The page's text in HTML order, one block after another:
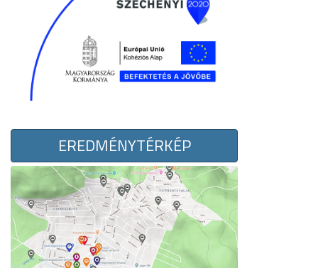
EREDMÉNYTÉRKÉP